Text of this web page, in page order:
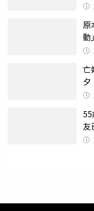
原
動
亡
夕
友
沒